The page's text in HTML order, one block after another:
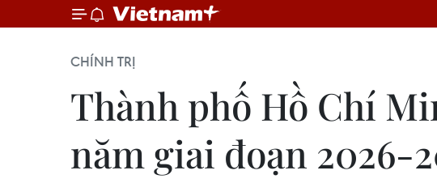
CHÍNH TRỊ
Thành phố Hồ Chí
năm giai đoạn 2026-